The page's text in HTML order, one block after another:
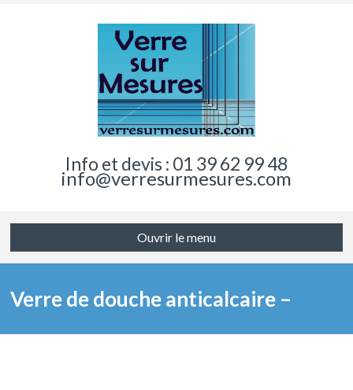
Info et devis : 01 39 62 99 48
info@verresurmesures.com
Ouvrir le menu
Verre de douche anticalcaire –